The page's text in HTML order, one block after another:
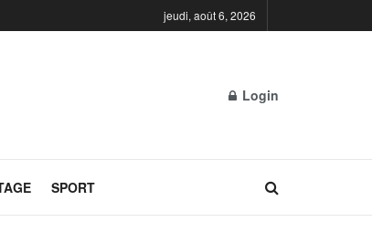
jeudi, août 6, 2026
Login
SPORT